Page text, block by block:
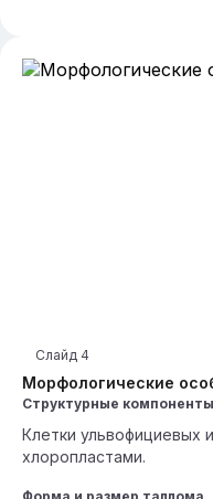
Морфологические
Слайд 4
Структурные
Клетки ульвофициевых
хлоропластами.